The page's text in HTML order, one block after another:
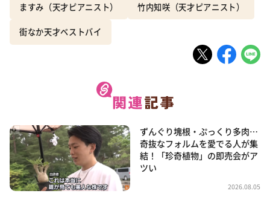
ますみ（天才ピアニスト） 竹内知咲（天才ピアニスト）
街なか天才ベストバイ
ずんぐり塊根・ぷっくり多肉…
奇抜なフォルムを愛でる人が集
結！「珍奇植物」の即売会がア
ツい
2026.08.05